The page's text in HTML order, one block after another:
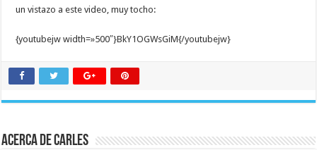
un vistazo a este video, muy tocho:
{youtubejw width=»500″}BkY1OGWsGiM{/youtubejw}
Acerca de Carles